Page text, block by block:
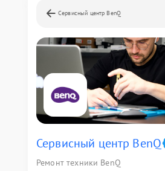
Сервисный центр BenQ
Сервисный центр BenQ
Ремонт техники BenQ